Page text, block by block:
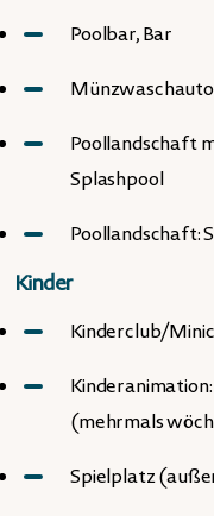
Poolbar, Bar
Poollandschaft
Splashpool
Poollandschaft:
Kinder
Kinderclub/
(mehrmals
Spielplatz